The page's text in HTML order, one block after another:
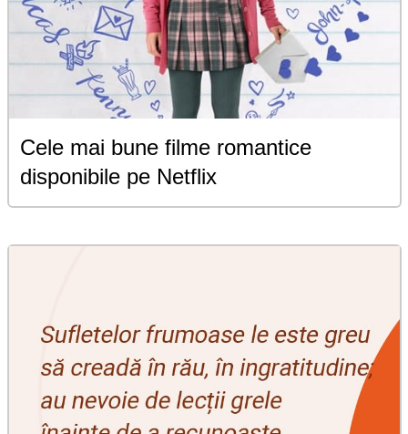
Cele mai bune filme romantice
disponibile pe Netflix